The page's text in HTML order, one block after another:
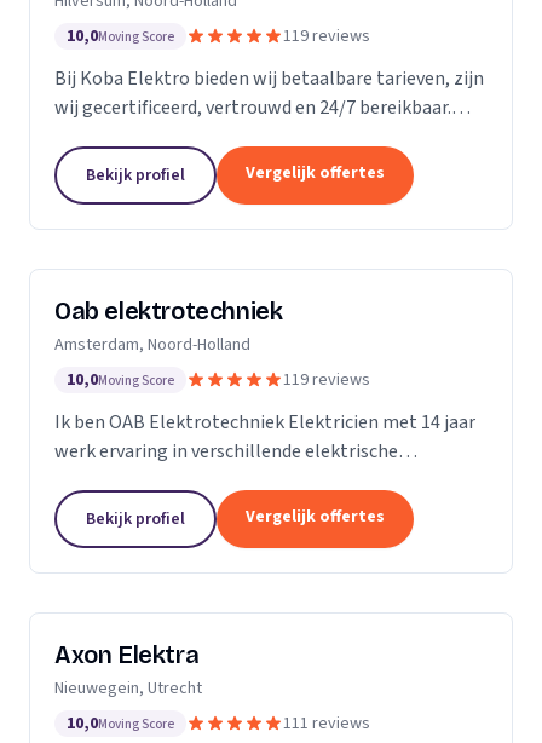
10,0Moving Score 119 reviews
Bij Koba Elektro bieden wij betaalbare tarieven, zijn
wij gecertificeerd, vertrouwd en 24/7 bereikbaar.
problemen snel worden opgelost.
Bekijk profiel Vergelijk offertes
Oab elektrotechniek
Amsterdam, Noord-Holland
10,0Moving Score 119 reviews
Ik ben OAB Elektrotechniek Elektricien met 14 jaar
werk ervaring in verschillende elektrische
groepenkasten noem het maar op bijna alles
Bekijk profiel Vergelijk offertes
Axon Elektra
Nieuwegein, Utrecht
10,0Moving Score 111 reviews